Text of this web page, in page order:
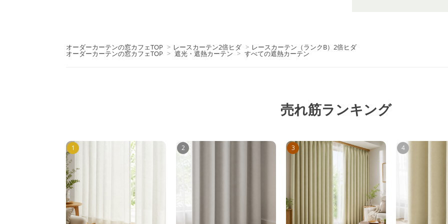
オーダーカーテンの窓カフェTOP > レースカーテン2倍ヒダ > レースカーテン（ランクB）2倍ヒダ
オーダーカーテンの窓カフェTOP > 遮光・遮熱カーテン > すべての遮熱カーテン
売れ筋ランキング
1 2 3 4